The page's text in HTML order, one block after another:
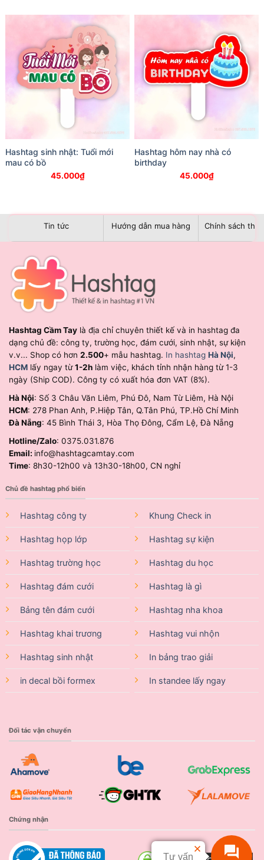
Hashtag sinh nhật: Tuổi mới
mau có bồ
45.000₫
Hashtag hôm nay nhà có
birthday
45.000₫
Tin tức Hướng dẫn mua hàng Chính sách
Hashtag Cầm Tay là địa chỉ chuyên thiết kế và in hashtag đa
dạng chủ đề: công ty, trường học, đám cưới, sinh nhật, sự kiện
v.v... Shop có hơn 2.500+ mẫu hashtag. In hashtag Hà Nội,
HCM lấy ngay từ1-2h làm việc, khách tỉnh nhận hàng từ 1-3
ngày (Ship COD). Công ty có xuất hóa đơn VAT (8%).
Hà Nội: Số 3 Châu Văn Liêm, Phú Đô, Nam Từ Liêm, Hà Nội
HCM: 278 Phan Anh, P.Hiệp Tân, Q.Tân Phú, TP.Hồ Chí Minh
Đà Nẵng: 45 Bình Thái 3, Hòa Thọ Đông, Cẩm Lệ, Đà Nẵng
Hotline/Zalo: 0375.031.876
Email: info@hashtagcamtay.com
Time: 8h30-12h00 và 13h30-18h00, CN nghỉ
Chủ đề hashtag phổ biến
Hashtag công ty
Hashtag họp lớp
Hashtag trường học
Hashtag đám cưới
Bảng tên đám cưới
Hashtag khai trương
Hashtag sinh nhật
in decal bồi formex
Khung Check in
Hashtag sự kiện
Hashtag du học
Hashtag là gì
Hashtag nha khoa
Hashtag vui nhộn
In bảng trao giải
In standee lấy ngay
Đối tác vận chuyển
Chứng nhận
Tư vấn